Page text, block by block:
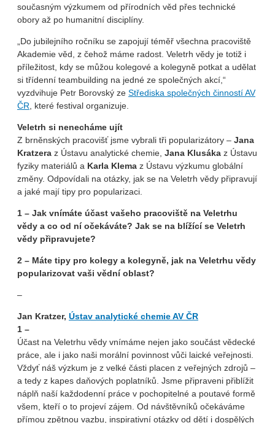
současným výzkumem od přírodních věd přes technické
obory až po humanitní disciplíny.
„Do jubilejního ročníku se zapojují téměř všechna pracoviště
Akademie věd, z čehož máme radost. Veletrh vědy je totiž i
příležitost, kdy se můžou kolegové a kolegyně potkat a udělat
si třídenní teambuilding na jedné ze společných akcí,“
vyzdvihuje Petr Borovský ze Střediska společných činností AV
ČR, které festival organizuje.
Veletrh si nenecháme ujít
Z brněnských pracovišť jsme vybrali tři popularizátory – Jana
Kratzera z Ústavu analytické chemie, Jana Klusáka z Ústavu
fyziky materiálů a Karla Klema z Ústavu výzkumu globální
změny. Odpovídali na otázky, jak se na Veletrh vědy připravují
a jaké mají tipy pro popularizaci.
1 – Jak vnímáte účast vašeho pracoviště na Veletrhu
vědy a co od ní očekáváte? Jak se na blížící se Veletrh
vědy připravujete?
2 – Máte tipy pro kolegy a kolegyně, jak na Veletrhu vědy
popularizovat vaši vědní oblast?
–
Jan Kratzer, Ústav analytické chemie AV ČR
1 –
Účast na Veletrhu vědy vnímáme nejen jako součást vědecké
práce, ale i jako naši morální povinnost vůči laické veřejnosti.
Vždyť náš výzkum je z velké části placen z veřejných zdrojů –
a tedy z kapes daňových poplatníků. Jsme připraveni přiblížit
náplň naší každodenní práce v pochopitelné a poutavé formě
všem, kteří o to projeví zájem. Od návštěvníků očekáváme
přímou zpětnou vazbu, inspirativní otázky od dětí i dospělých